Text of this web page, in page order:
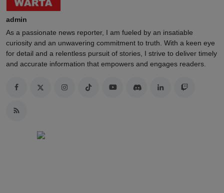
admin
As a passionate news reporter, I am fueled by an insatiable
curiosity and an unwavering commitment to truth. With a keen eye
for detail and a relentless pursuit of stories, I strive to deliver timely
and accurate information that empowers and engages readers.